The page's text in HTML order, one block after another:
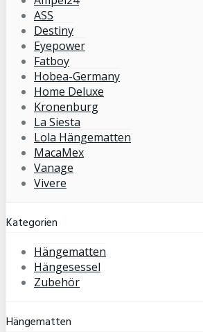
ASS
Destiny
Eyepower
Fatboy
Hobea-Germany
Home Deluxe
Kronenburg
La Siesta
Lola Hängematten
MacaMex
Vanage
Vivere
Kategorien
Hängematten
Hängesessel
Zubehör
Hängematten